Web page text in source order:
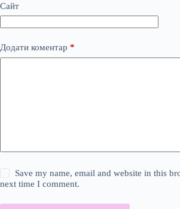
Сайт
Додати коментар *
Save my name, email and website in this
next time I comment.